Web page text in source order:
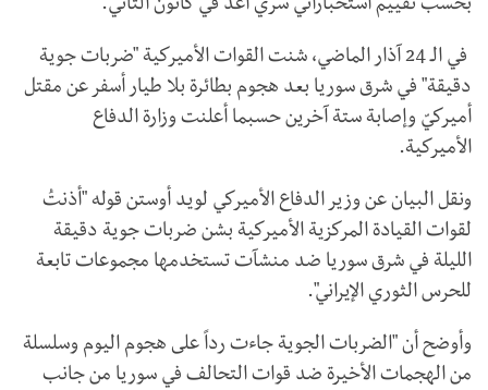
بحسب تقييم استخباراتي سري أُعد في كانون الثاني.
في الـ 24 آذار الماضي، شنت القوات الأميركية "ضربات جوية
دقيقة" في شرق سوريا بعد هجوم بطائرة بلا طيار أسفر عن مقتل
أميركيّ وإصابة ستة آخرين حسبما أعلنت وزارة الدفاع
الأميركية.
ونقل البيان عن وزير الدفاع الأميركي لويد أوستن قوله "أذنتُ
لقوات القيادة المركزية الأميركية بشن ضربات جوية دقيقة
الليلة في شرق سوريا ضد منشآت تستخدمها مجموعات تابعة
للحرس الثوري الإيراني".
وأوضح أن "الضربات الجوية جاءت رداً على هجوم اليوم وسلسلة
من الهجمات الأخيرة ضد قوات التحالف في سوريا من جانب